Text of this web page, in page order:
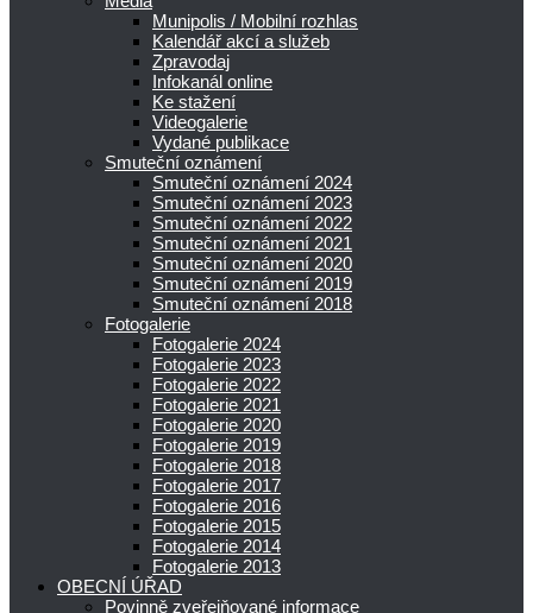
Munipolis / Mobilní rozhlas
Kalendář akcí a služeb
Zpravodaj
Infokanál online
Ke stažení
Videogalerie
Vydané publikace
Smuteční oznámení
Smuteční oznámení 2024
Smuteční oznámení 2023
Smuteční oznámení 2022
Smuteční oznámení 2021
Smuteční oznámení 2020
Smuteční oznámení 2019
Smuteční oznámení 2018
Fotogalerie
Fotogalerie 2024
Fotogalerie 2023
Fotogalerie 2022
Fotogalerie 2021
Fotogalerie 2020
Fotogalerie 2019
Fotogalerie 2018
Fotogalerie 2017
Fotogalerie 2016
Fotogalerie 2015
Fotogalerie 2014
Fotogalerie 2013
OBECNÍ ÚŘAD
Povinně zveřejňované informace